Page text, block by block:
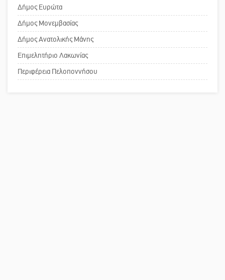
Το δικό σας σχόλιο: «Κύριε
πρωθυπουργέ, ντροπή»
επιστολή στον δήμαρχο Σπάρτης για
τη λειτουργία του ΚΑΠΗ
Δήμος Ευρώτα
Δήμος Μονεμβασίας
Δήμος Ανατολικής Μάνης
Επιμελητήριο Λακωνίας
Περιφέρεια Πελοποννήσου